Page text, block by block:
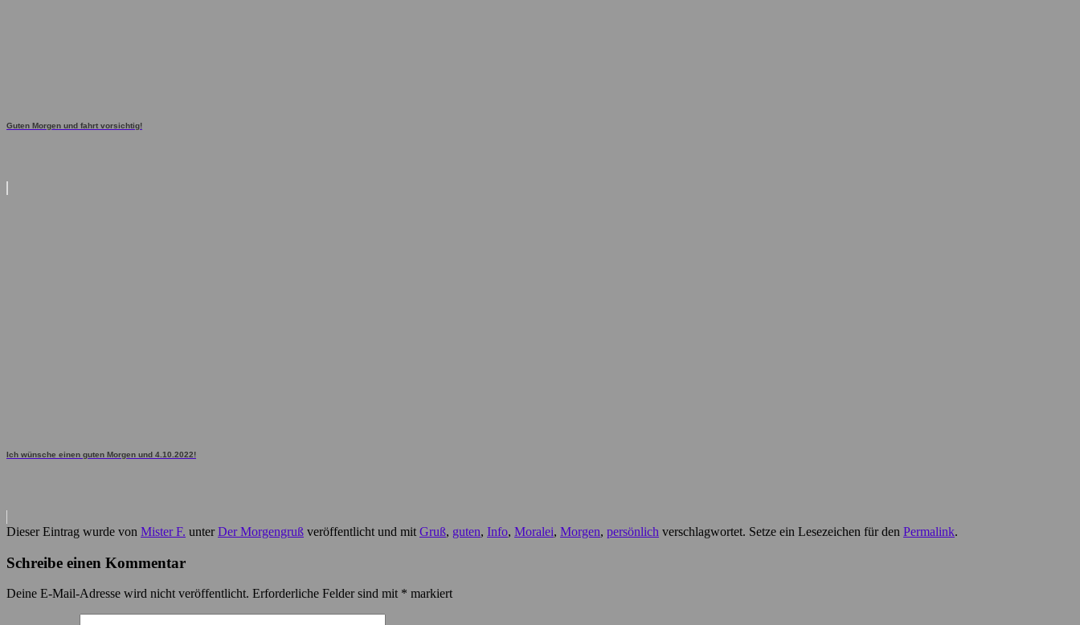
Guten Morgen und fahrt vorsichtig!
Ich wünsche einen guten Morgen und 4.10.2022!
Dieser Eintrag wurde von Mister F. unterDer Morgengruß veröffentlicht und mit Gruß, guten, Info, Moralei, Morgen, persönlich verschlagwortet. Setze ein Lesezeichen für den Permalink.
Schreibe einen Kommentar
Deine E-Mail-Adresse wird nicht veröffentlicht. Erforderliche Felder sind mit * markiert